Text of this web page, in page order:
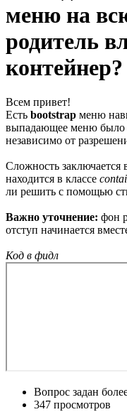
меню на
родитель
контейнер?
Всем привет!
Есть bootstrap меню
выпадающее меню
независимо от
Сложность заключается
находится в классе
ли решить с помощью
Важно уточнение: фон
отступ начинается
Код в фидл
Вопрос задан
347 просмотров